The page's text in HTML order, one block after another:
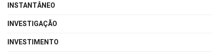
INSTANTÂNEO
INVESTIGAÇÃO
INVESTIMENTO